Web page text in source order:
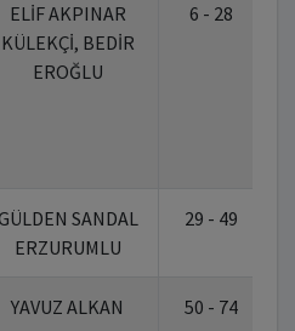
ELİF AKPINAR
KÜLEKÇİ, BEDİR
EROĞLU
6 - 28
SANDAL
ERZURUMLU
29 - 49
YAVUZ ALKAN 50 - 74